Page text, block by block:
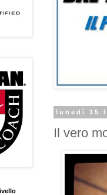
lunedì 15
Il vero